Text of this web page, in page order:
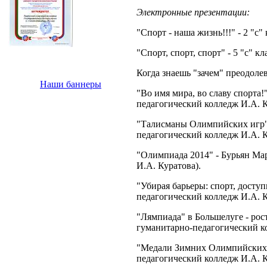
Наши баннеры
Электронные презентации:
"Спорт - наша жизнь!!!" - 2
"Спорт, спорт, спорт" - 5 "с"
Когда знаешь "зачем"
"Во имя мира, во славу
педагогический колледж И.А.
"Талисманы Олимпийских
педагогический колледж И.А.
"Олимпиада 2014" - Бурьян
И.А. Куратова).
"Убирая барьеры: спорт,
педагогический колледж И.А.
"Лямпиада" в Большелуге -
гуманитарно-педагогический
"Медали Зимних
педагогический колледж И.А.